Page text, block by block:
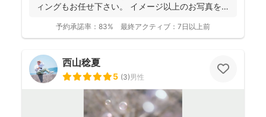
ィングもお任せ下さい。 イメージ以上のお写真をお
予約承諾率： 83% 最終アクティブ： 7日以上前
西山稔夏
5 (3)男性